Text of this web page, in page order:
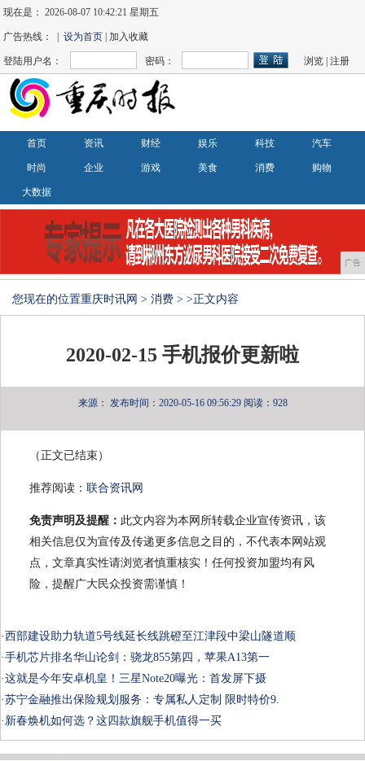
现在是：2026-08-07 10:42:21 星期五
广告热线： |设为首页 | 加入收藏
登陆用户名： 密码： 浏览 |注册
首页 资讯 财经 娱乐 科技 汽车
时尚 企业 游戏 美食 消费 购物
大数据
广告
您现在的位置重庆时讯网 > 消费 > >正文内容
2020-02-15 手机报价更新啦
来源： 发布时间：2020-05-16 09:56:29 阅读：928
（正文已结束）
推荐阅读： 联合资讯网
免责声明及提醒： 此文内容为本网所转载企业宣传资讯，该
相关信息仅为宣传及传递更多信息之目的，不代表本网站观
点，文章真实性请浏览者慎重核实！任何投资加盟均有风
险，提醒广大民众投资需谨慎！
·西部建设助力轨道5号线延长线跳磴至江津段中梁山隧道顺
·手机芯片排名华山论剑：骁龙855第四，苹果A13第一
·这就是今年安卓机皇！三星Note20曝光：首发屏下摄
·苏宁金融推出保险规划服务：专属私人定制 限时特价9.
· 新春焕机如何选？这四款旗舰手机值得一买